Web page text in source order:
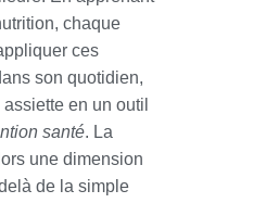
chaque
ces
son quotidien,
en un outil
santé. La
une dimension
de la simple